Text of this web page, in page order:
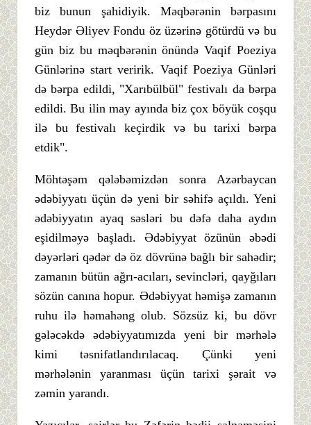
biz bunun şahidiyik. Məqbərənin bərpasını
Heydər Əliyev Fondu öz üzərinə götürdü və bu
gün biz bu məqbərənin önündə Vaqif Poeziya
Günlərinə start veririk. Vaqif Poeziya Günləri
də bərpa edildi, "Xarıbülbül" festivalı da bərpa
edildi. Bu ilin may ayında biz çox böyük coşqu
ilə bu festivalı keçirdik və bu tarixi bərpa
etdik".
Möhtəşəm qələbəmizdən sonra Azərbaycan
ədəbiyyatı üçün də yeni bir səhifə açıldı. Yeni
ədəbiyyatın ayaq səsləri bu dəfə daha aydın
eşidilməyə başladı. Ədəbiyyat özünün əbədi
dəyərləri qədər də öz dövrünə bağlı bir sahədir;
zamanın bütün ağrı-acıları, sevincləri, qayğıları
sözün canına hopur. Ədəbiyyat həmişə zamanın
ruhu ilə həmahəng olub. Sözsüz ki, bu dövr
gələcəkdə ədəbiyyatımızda yeni bir mərhələ
kimi təsnifatlandırılacaq. Çünki yeni
mərhələnin yaranması üçün tarixi şərait və
zəmin yarandı.